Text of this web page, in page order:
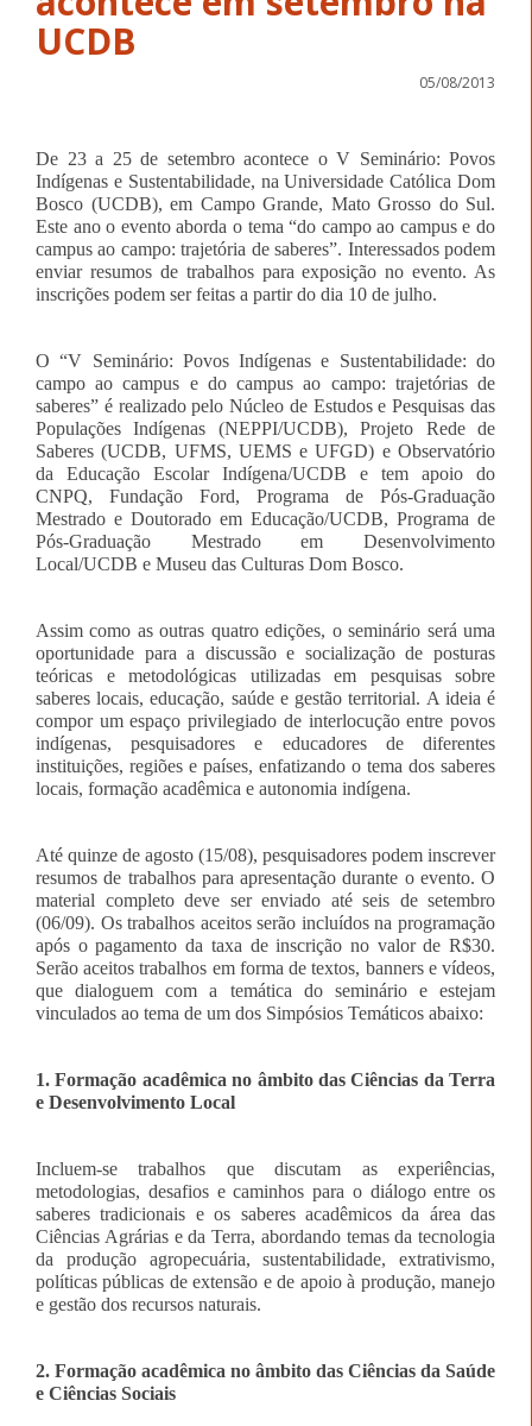
UCDB
05/08/2013
De 23 a 25 de setembro acontece o V Seminário: Povos
Indígenas e Sustentabilidade, na Universidade Católica Dom
Bosco (UCDB), em Campo Grande, Mato Grosso do Sul.
Este ano o evento aborda o tema “do campo ao campus e do
campus ao campo: trajetória de saberes”. Interessados podem
enviar resumos de trabalhos para exposição no evento. As
inscrições podem ser feitas a partir do dia 10 de julho.
O “V Seminário: Povos Indígenas e Sustentabilidade: do
campo ao campus e do campus ao campo: trajetórias de
saberes” é realizado pelo Núcleo de Estudos e Pesquisas das
Populações Indígenas (NEPPI/UCDB), Projeto Rede de
Saberes (UCDB, UFMS, UEMS e UFGD) e Observatório
da Educação Escolar Indígena/UCDB e tem apoio do
CNPQ, Fundação Ford, Programa de Pós-Graduação
Mestrado e Doutorado em Educação/UCDB, Programa de
Pós-Graduação Mestrado em Desenvolvimento
Local/UCDB e Museu das Culturas Dom Bosco.
Assim como as outras quatro edições, o seminário será uma
oportunidade para a discussão e socialização de posturas
teóricas e metodológicas utilizadas em pesquisas sobre
saberes locais, educação, saúde e gestão territorial. A ideia é
compor um espaço privilegiado de interlocução entre povos
indígenas, pesquisadores e educadores de diferentes
instituições, regiões e países, enfatizando o tema dos saberes
locais, formação acadêmica e autonomia indígena.
Até quinze de agosto (15/08), pesquisadores podem inscrever
resumos de trabalhos para apresentação durante o evento. O
material completo deve ser enviado até seis de setembro
(06/09). Os trabalhos aceitos serão incluídos na programação
após o pagamento da taxa de inscrição no valor de R$30.
Serão aceitos trabalhos em forma de textos, banners e vídeos,
que dialoguem com a temática do seminário e estejam
vinculados ao tema de um dos Simpósios Temáticos abaixo:
1. Formação acadêmica no âmbito das Ciências da Terra
e Desenvolvimento Local
Incluem-se trabalhos que discutam as experiências,
metodologias, desafios e caminhos para o diálogo entre os
saberes tradicionais e os saberes acadêmicos da área das
Ciências Agrárias e da Terra, abordando temas da tecnologia
da produção agropecuária, sustentabilidade, extrativismo,
políticas públicas de extensão e de apoio à produção, manejo
e gestão dos recursos naturais.
2. Formação acadêmica no âmbito das Ciências da Saúde
e Ciências Sociais